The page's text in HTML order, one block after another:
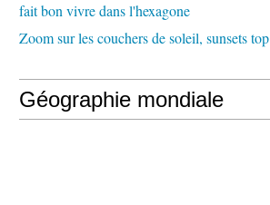
fait bon vivre dans l'hexagone
Zoom sur les couchers de soleil, sunsets top
Géographie mondiale